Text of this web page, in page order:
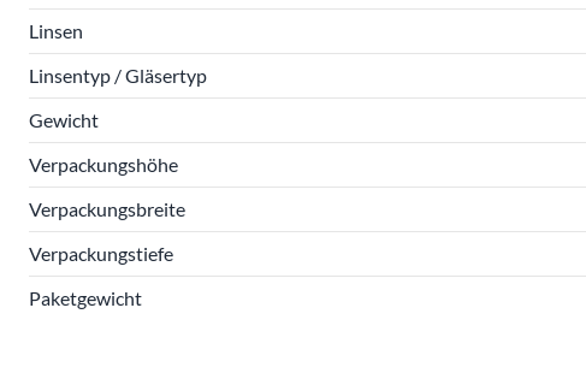
Linsen
Linsentyp / Gläsertyp
Gewicht
Verpackungshöhe
Verpackungsbreite
Verpackungstiefe
Paketgewicht